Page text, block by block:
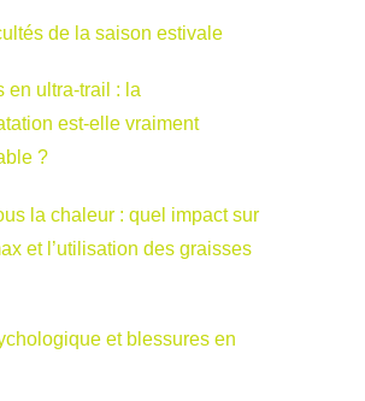
de la saison estivale
en ultra-trail : la
est-elle vraiment
?
la chaleur : quel impact sur
et l’utilisation des graisses
et blessures en